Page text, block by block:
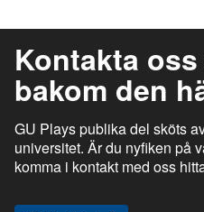
Kontakta
bakom den
GU Plays publika del sköts
universitet. Är du nyfiken på
komma i kontakt med oss